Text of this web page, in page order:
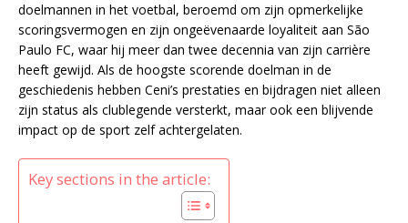
doelmannen in het voetbal, beroemd om zijn opmerkelijke
scoringsvermogen en zijn ongeëvenaarde loyaliteit aan São
Paulo FC, waar hij meer dan twee decennia van zijn carrière
heeft gewijd. Als de hoogste scorende doelman in de
geschiedenis hebben Ceni’s prestaties en bijdragen niet alleen
zijn status als clublegende versterkt, maar ook een blijvende
impact op de sport zelf achtergelaten.
Key sections in the article: